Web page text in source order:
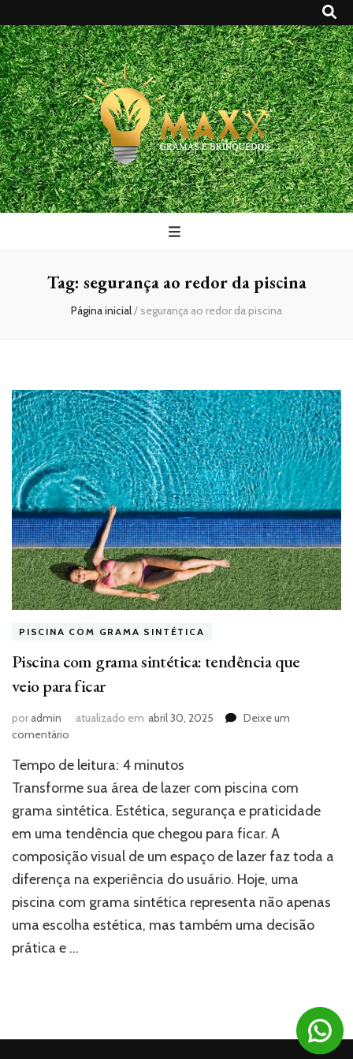
Maxx Gramas
Blog
Tag: segurança ao redor da piscina
Página inicial/ segurança ao redor da piscina
PISCINA COM GRAMA SINTÉTICA
Piscina com grama sintética: tendência que
veio para ficar
poradmin atualizado em abril 30, 2025
Deixe um
comentário
com
grama
tendência
que
veio
para
ficar
Tempo de leitura: 4 minutos
Transforme sua área de lazer com piscina com
grama sintética. Estética, segurança e praticidade
em uma tendência que chegou para ficar. A
composição visual de um espaço de lazer faz toda a
diferença na experiência do usuário. Hoje, uma
piscina com grama sintética representa não apenas
uma escolha estética, mas também uma decisão
prática e …